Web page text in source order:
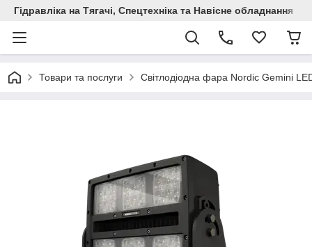
Гідравліка на Тягачі, Спецтехніка та Навісне обладнання
Товари та послуги Світлодіодна фара Nordic Gemini